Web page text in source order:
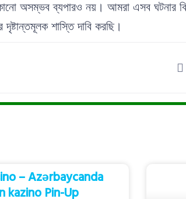
অসম্ভব ব্যপার‌ও নয়। আমরা এসব ঘটনার
শাস্তি দাবি করছি।
– Azərbaycanda
kazino Pin-Up